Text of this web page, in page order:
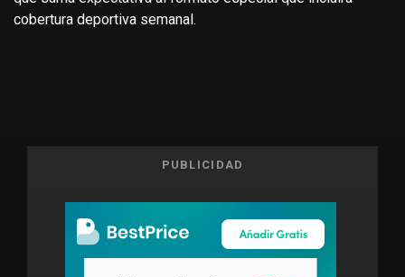
cobertura deportiva semanal.
PUBLICIDAD